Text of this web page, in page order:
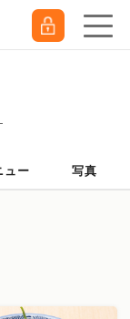
ュー 写真